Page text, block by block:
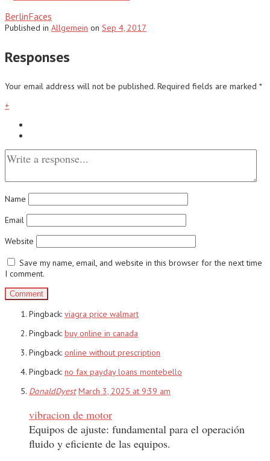
BerlinFaces
Published in Allgemein on Sep 4, 2017
Responses
Your email address will not be published. Required fields are marked *
+
Name
Email
Website
Save my name, email, and website in this browser for the next time
I comment.
Pingback: viagra price walmart
Pingback: buy online in canada
Pingback: online without prescription
Pingback: no fax payday loans montebello
DonaldDyest March 3, 2025 at 9:39 am
vibracion de motor
Equipos de ajuste: fundamental para el operación
fluido y eficiente de las equipos.